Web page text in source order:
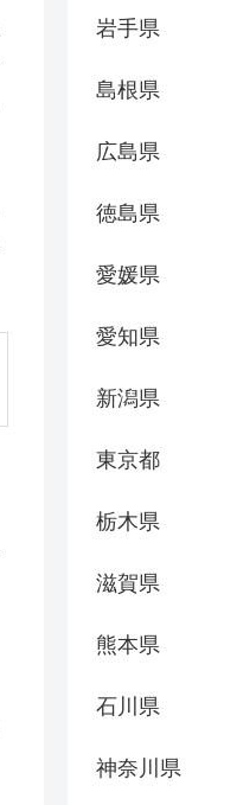
岩手県
島根県
広島県
徳島県
愛媛県
愛知県
新潟県
東京都
栃木県
滋賀県
熊本県
石川県
神奈川県